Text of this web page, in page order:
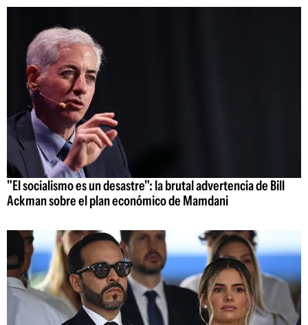
"El socialismo es un desastre": la brutal advertencia de Bill
Ackman sobre el plan económico de Mamdani